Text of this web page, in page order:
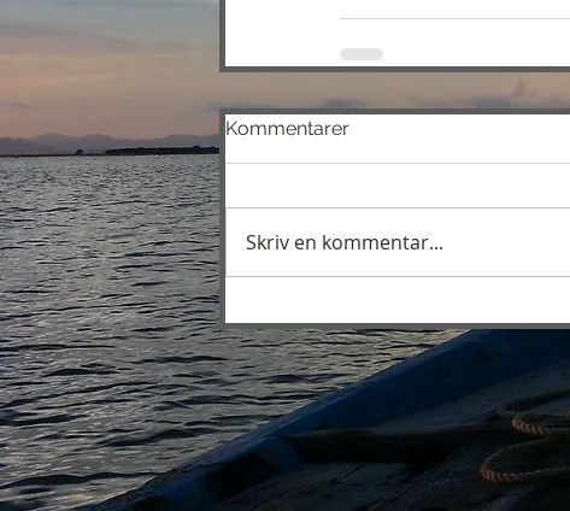
Kommentarer
Skriv en kommentar...